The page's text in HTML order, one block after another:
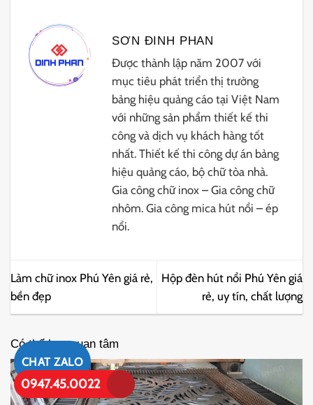
CHAT ZALO
0947.45.0022
SƠN ĐINH PHAN
Được thành lập năm 2007 với
mục tiêu phát triển thị trường
bảng hiệu quảng cáo tại Việt Nam
với những sản phẩm thiết kế thi
công và dịch vụ khách hàng tốt
nhất. Thiết kế thi công dự án bảng
hiệu quảng cáo, bộ chữ tòa nhà.
Gia công chữ inox – Gia công chữ
nhôm. Gia công mica hút nổi – ép
nổi.
Làm chữ inox Phú Yên giá rẻ,
bền đẹp
Hộp đèn hút nổi Phú Yên giá
rẻ, uy tín, chất lượng
Có thể bạn quan tâm